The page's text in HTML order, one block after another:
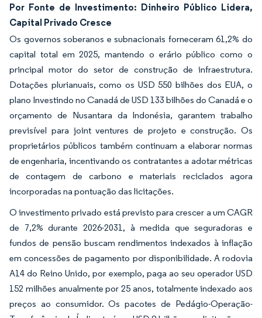
Por Fonte de Investimento: Dinheiro Público Lidera,
Capital Privado Cresce
Os governos soberanos e subnacionais forneceram 61,2% do
capital total em 2025, mantendo o erário público como o
principal motor do setor de construção de infraestrutura.
Dotações plurianuais, como os USD 550 bilhões dos EUA, o
plano Investindo no Canadá de USD 133 bilhões do Canadá e o
orçamento de Nusantara da Indonésia, garantem trabalho
previsível para joint ventures de projeto e construção. Os
proprietários públicos também continuam a elaborar normas
de engenharia, incentivando os contratantes a adotar métricas
de contagem de carbono e materiais reciclados agora
incorporadas na pontuação das licitações.
O investimento privado está previsto para crescer a um CAGR
de 7,2% durante 2026-2031, à medida que seguradoras e
fundos de pensão buscam rendimentos indexados à inflação
em concessões de pagamento por disponibilidade. A rodovia
A14 do Reino Unido, por exemplo, paga ao seu operador USD
152 milhões anualmente por 25 anos, totalmente indexado aos
preços ao consumidor. Os pacotes de Pedágio-Operação-